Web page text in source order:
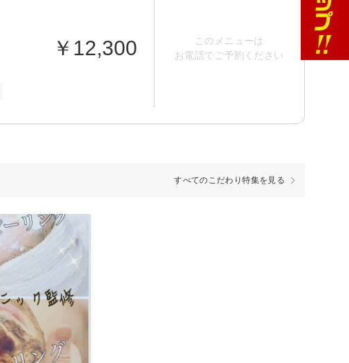
￥12,300
このメニューは
お電話でご予約ください
すべてのこだわり特集を見る